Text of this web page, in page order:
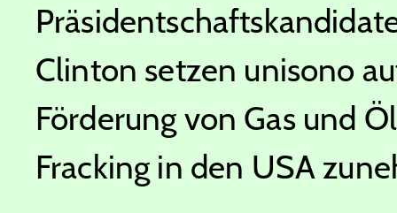
Clinton setzen unisono
Förderung von Gas und
Fracking in den USA